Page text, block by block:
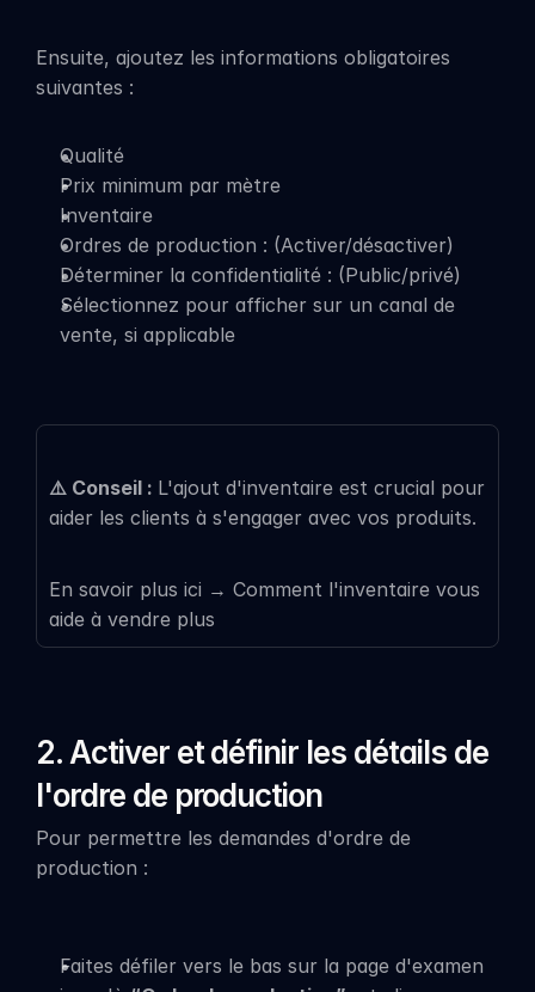
Ensuite, ajoutez les informations obligatoires
suivantes :
Qualité
Prix minimum par mètre
Inventaire
Ordres de production : (Activer/désactiver)
Déterminer la confidentialité : (Public/privé)
Sélectionnez pour afficher sur un canal de
vente, si applicable
⚠️ Conseil : L'ajout d'inventaire est crucial pour
aider les clients à s'engager avec vos produits.
En savoir plus ici → Comment l'inventaire vous
aide à vendre plus
2. Activer et définir les détails de
l'ordre de production
Pour permettre les demandes d'ordre de
production :
Faites défiler vers le bas sur la page d'examen